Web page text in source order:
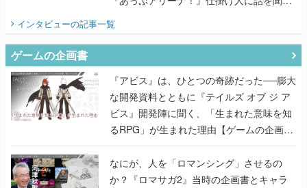
てみた
インタビューの記事一覧
ゲームの企画書
『アビス』は、ひとつの奇跡だった──膨大
な開発資料とともに『テイルズ オブ ジ ア
ビス』開発陣に聞く、「生まれた意味を知
るRPG」が生まれた理由【ゲームの企画
書】
なにが、人を「ロマンシング」させるの
か？『ロマサガ2』当時の企画書とキャラ